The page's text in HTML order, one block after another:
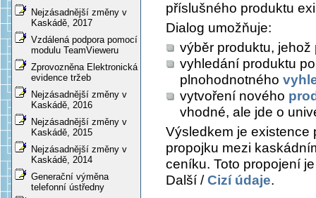
Nejzásadnější změny v
Kaskádě, 2017
Vzdálená podpora pomocí
modulu TeamVieweru
Zprovozněna Elektronická
evidence tržeb
Nejzásadnější změny v
Kaskádě, 2016
Nejzásadnější změny v
Kaskádě, 2015
Nejzásadnější změny v
Kaskádě, 2014
Generační výměna
telefonní ústředny
příslušného produktu
Dialog umožňuje:
výběr produktu,
vyhledání produktu
plnohodnotného
vytvoření nového
vhodné, ale jde o
Výsledkem je existence
propojku mezi
ceníku. Toto propojení
Další /Cizí údaje.